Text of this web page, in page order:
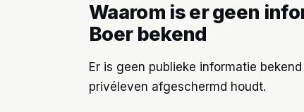
Waarom is er geen
Boer bekend
Er is geen publieke informatie
privéleven afgeschermd houdt.